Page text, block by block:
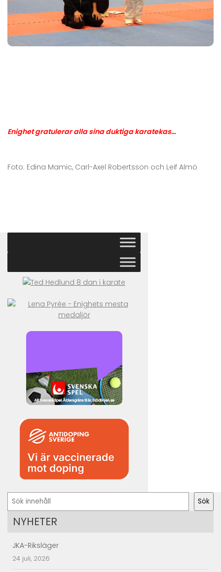
Enighet gratulerar alla sina duktiga karatekas…
Foto: Edina Mamic, Carl-Axel Robertsson och Leif Almö
Sök Sök
NYHETER
JKA-Riksläger
24 juli, 2026